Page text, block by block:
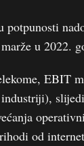
u 2022.
EBIT
od